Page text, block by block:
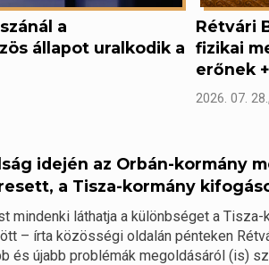
a
állapot uralkodik a
Rétvári
fizikai
erőnek
2026. 07.
idején az Orbán-kormány
a Tisza-kormány
mindenki láthatja a különbséget a
– írta közösségi oldalán pénteken
és újabb problémák megoldásáról (is)